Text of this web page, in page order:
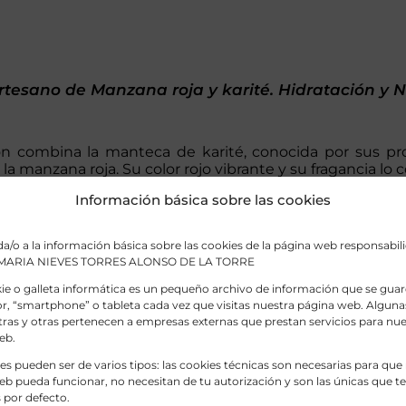
Información básica sobre las cookies
o a la información básica sobre las cookies de la página web
NIEVES TORRES ALONSO DE LA TORRE
o galleta informática es un pequeño archivo de información que se
“smartphone” o tableta cada vez que visitas nuestra página web.
y otras pertenecen a empresas externas que prestan servicios para
pueden ser de varios tipos: las cookies técnicas son necesarias para que
pueda funcionar, no necesitan de tu autorización y son las únicas que
por defecto.
de Manzana roja y karité. Hidratación y
combina la manteca de karité, conocida por sus
manzana roja. Su color rojo vibrante y su fragancia
de romero y limón. Frescura y Limpieza
ofrece una limpieza profunda, ideal para pieles
mientras que el limón aporta propiedades